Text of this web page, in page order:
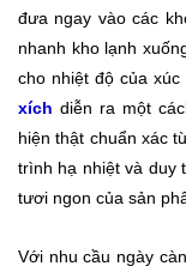
đưa ngay vào các
nhanh kho lạnh
cho nhiệt độ của
xích diễn ra một
hiện thật chuẩn xác
trình hạ nhiệt và duy
tươi ngon của sản
Với nhu cầu ngày